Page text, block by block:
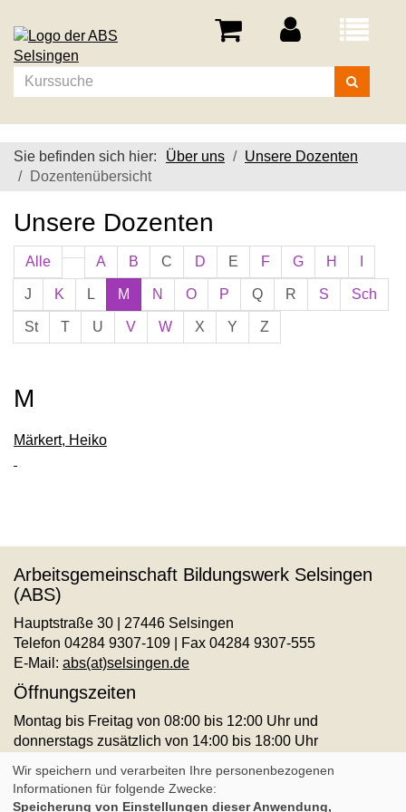
Menü
Kurse
suchen
Sie befinden sich hier: Über uns
Unsere Dozenten
Dozentenübersicht
Unsere Dozenten
Alle A B C D E F G H
J K L M N O P Q R S Sch
St T U V W X Y Z
M
Märkert, Heiko
Arbeitsgemeinschaft Bildungswerk Selsingen
(ABS)
Hauptstraße 30 | 27446 Selsingen
Telefon 04284 9307-109 | Fax 04284 9307-555
E-Mail: abs(at)selsingen.de
Öffnungszeiten
Montag bis Freitag von 08:00 bis 12:00 Uhr und
donnerstags zusätzlich von 14:00 bis 18:00 Uhr
AGB
Impressum Datenschutz Widerruf
Wir speichern und verarbeiten Ihre personenbezogenen
Informationen für folgende Zwecke:
Speicherung von Einstellungen dieser Anwendung,